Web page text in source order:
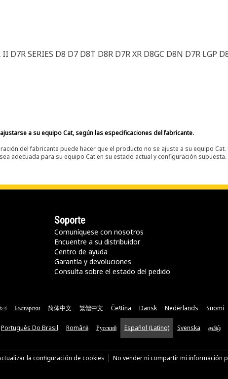
D7R SERIES D8 D7 D8T D8R D7R XR D8GC D8N D7R LGP
a su equipo Cat, según las especificaciones del fabricante.
del fabricante puede hacer que el producto no se ajuste a su equipo
adecuada para su equipo Cat en su estado actual y configuración
Soporte
Comuníquese con nosotros
Encuentre a su distribuidor
Centro de ayuda
Garantía y devoluciones
Consulta sobre el estado del pedido
Български 简体中文 繁體中文 Čeština Dansk Nederlands Suomi
Português Do Brasil Română Русский Español (Latino) Svenska தமிழ்
la configuración de cookies No vender ni compartir mi información